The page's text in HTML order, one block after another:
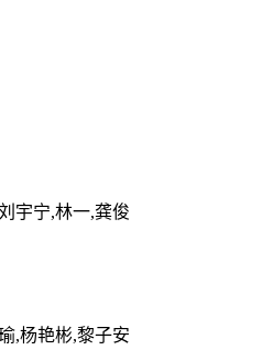
宇宁,林一,龚俊
,杨艳彬,黎子安